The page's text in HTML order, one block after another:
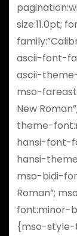
size:11.0pt;
ascii-font-
ascii-
mso-
New
theme-
hansi-font-
hansi-
mso-bidi-
Roman”;
font:minor-
{mso-